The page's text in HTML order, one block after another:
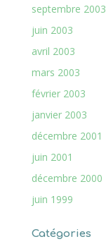
septembre 2003
juin 2003
avril 2003
mars 2003
février 2003
janvier 2003
décembre 2001
juin 2001
décembre 2000
juin 1999
Catégories